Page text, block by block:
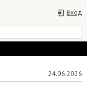
Вход
24.06.2026